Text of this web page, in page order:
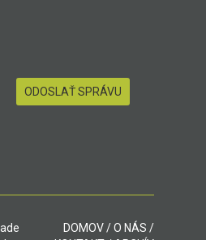
DOMOV/O NÁS /